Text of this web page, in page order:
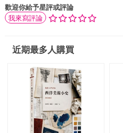
歡迎你給予星評或評論
我來寫評論
近期最多人購買